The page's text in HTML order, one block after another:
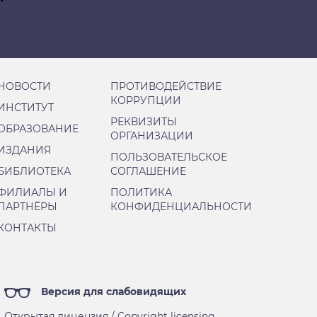
И
ПРОТИВОДЕЙСТВИЕ
КОРРУПЦИИ
РЕКВИЗИТЫ
ОРГАНИЗАЦИИ
ПОЛЬЗОВАТЕЛЬСКОЕ
СОГЛАШЕНИЕ
ПОЛИТИКА
КОНФИДЕНЦИАЛЬНОСТИ
Версия для слабовидящих